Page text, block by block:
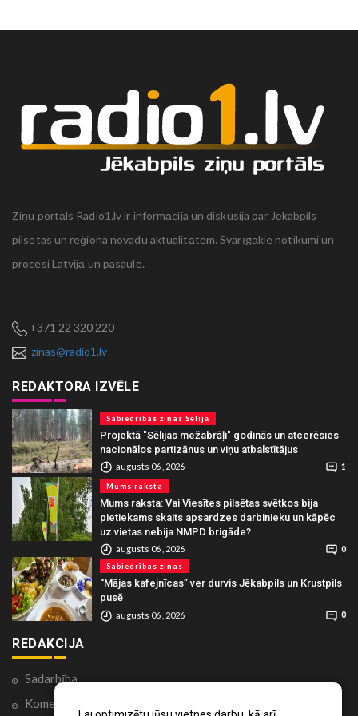
Ziņu portāls Radio1.lv ir informācija un diskusija par Jēkabpils
pilsētas un reģiona novadu aktualitātēm. Svarīgākie notikumi un
procesi Latvijā un pasaulē.
+371 22 320 220
zinas@radio1.lv
REDAKTORA IZVĒLE
Sabiedrības ziņas Sēlijā
Projektā "Sēlijas mežabrāļi" godinās un atcerēsies
nacionālos partizānus un viņu atbalstītājus
augusts 06 , 2026 1
Mums raksta
Mums raksta: Vai Viesītes pilsētas svētkos bija
pietiekams skaits apsardzes darbinieku un kāpēc
uz vietas nebija NMPD brigāde?
augusts 06 , 2026 0
Sabiedrības ziņas
“Mājas kafejnīcas” ver durvis Jēkabpils un Krustpils
pusē
augusts 06 , 2026 0
REDAKCIJA
Sadarbība
Komentāri portālā